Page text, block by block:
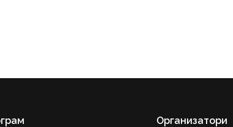
Организатори